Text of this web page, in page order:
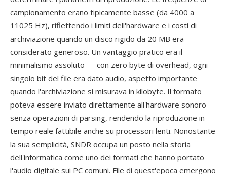
campionamento erano tipicamente basse (da 4000 a
11025 Hz), riflettendo i limiti dell'hardware e i costi di
archiviazione quando un disco rigido da 20 MB era
considerato generoso. Un vantaggio pratico era il
minimalismo assoluto — con zero byte di overhead, ogni
singolo bit del file era dato audio, aspetto importante
quando l'archiviazione si misurava in kilobyte. Il formato
poteva essere inviato direttamente all'hardware sonoro
senza operazioni di parsing, rendendo la riproduzione in
tempo reale fattibile anche su processori lenti. Nonostante
la sua semplicità, SNDR occupa un posto nella storia
dell'informatica come uno dei formati che hanno portato
l'audio digitale sui PC comuni. File di quest'epoca emergono